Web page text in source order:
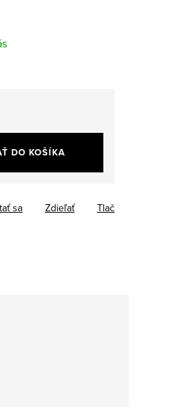
DO KOŠÍKA
Tlač
sa Zdieľať